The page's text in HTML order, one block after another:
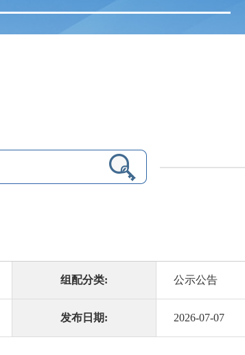
组配分类: 公示公告
发布日期: 2026-07-07